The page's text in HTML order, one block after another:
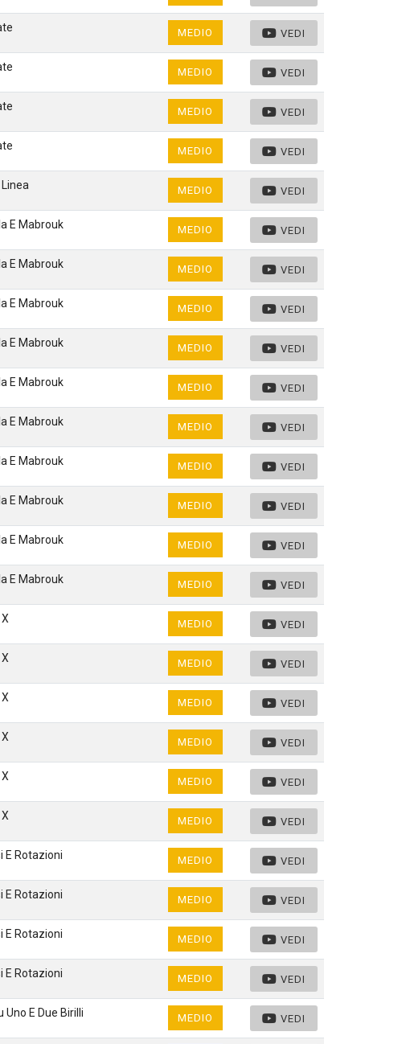
MEDIO VEDI
MEDIO VEDI
MEDIO VEDI
MEDIO VEDI
MEDIO VEDI
E Mabrouk MEDIO VEDI
E Mabrouk MEDIO VEDI
E Mabrouk MEDIO VEDI
E Mabrouk MEDIO VEDI
E Mabrouk MEDIO VEDI
E Mabrouk MEDIO VEDI
E Mabrouk MEDIO VEDI
E Mabrouk MEDIO VEDI
E Mabrouk MEDIO VEDI
E Mabrouk MEDIO VEDI
MEDIO VEDI
MEDIO VEDI
MEDIO VEDI
MEDIO VEDI
MEDIO VEDI
MEDIO VEDI
E Rotazioni MEDIO VEDI
E Rotazioni MEDIO VEDI
E Rotazioni MEDIO VEDI
E Rotazioni MEDIO VEDI
Uno E Due Birilli MEDIO VEDI